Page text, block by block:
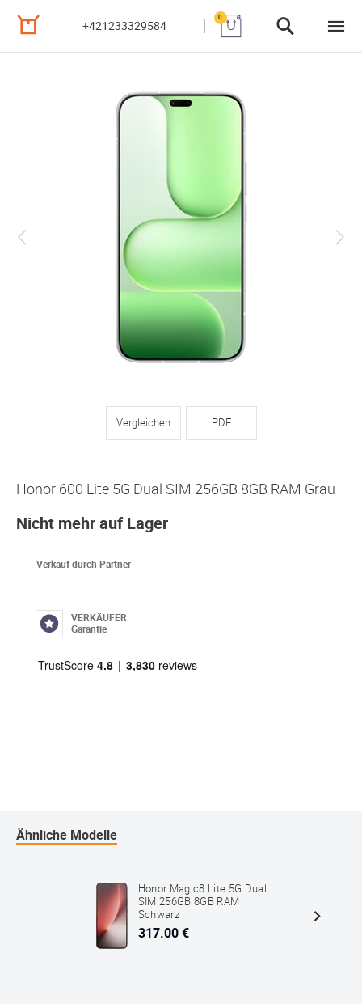
+421233329584
0
Vergleichen PDF
Honor 600 Lite 5G Dual SIM 256GB 8GB RAM Grau
Nicht mehr auf Lager
Verkauf durch Partner
VERKÄUFER
Garantie
Ähnliche Modelle
Honor Magic8 Lite 5G Dual
SIM 256GB 8GB RAM
Schwarz
317.00 €